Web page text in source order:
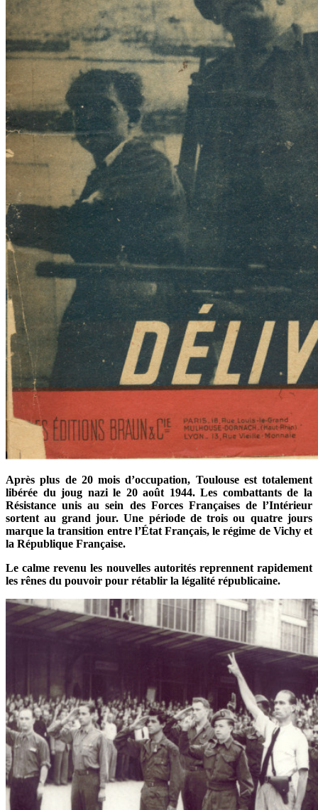
Après plus de 20 mois d’occupation, Toulouse est totalement
libérée du joug nazi le 20 août 1944. Les combattants de la
Résistance unis au sein des Forces Françaises de l’Intérieur
sortent au grand jour. Une période de trois ou quatre jours
marque la transition entre l’État Français, le régime de Vichy et
la République Française.
Le calme revenu les nouvelles autorités reprennent rapidement
les rênes du pouvoir pour rétablir la légalité républicaine.